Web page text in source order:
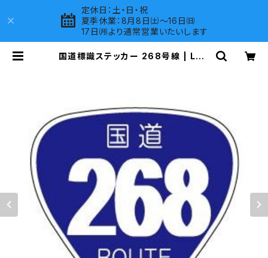
定休日：土・日・祝
夏季休業：8月8日㈯～16日㈰
17日㈪より通常営業いたいします
国道標識ステッカー 268号線 | LOV